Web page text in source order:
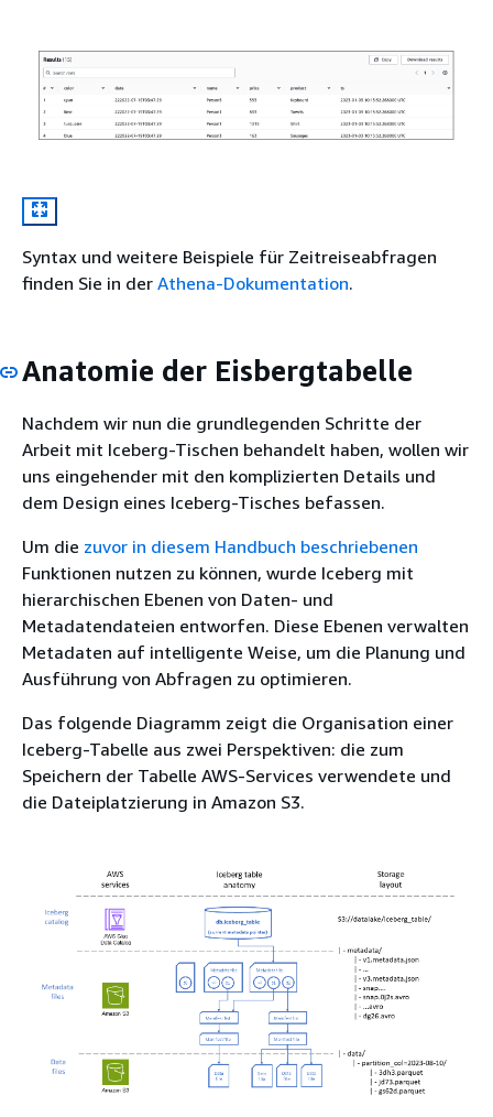
Syntax und weitere Beispiele für Zeitreiseabfragen
finden Sie in der Athena-Dokumentation.
Anatomie der Eisbergtabelle
Nachdem wir nun die grundlegenden Schritte der
Arbeit mit Iceberg-Tischen behandelt haben, wollen wir
uns eingehender mit den komplizierten Details und
dem Design eines Iceberg-Tisches befassen.
Um die zuvor in diesem Handbuch beschriebenen
Funktionen nutzen zu können, wurde Iceberg mit
hierarchischen Ebenen von Daten- und
Metadatendateien entworfen. Diese Ebenen verwalten
Metadaten auf intelligente Weise, um die Planung und
Ausführung von Abfragen zu optimieren.
Das folgende Diagramm zeigt die Organisation einer
Iceberg-Tabelle aus zwei Perspektiven: die zum
Speichern der Tabelle AWS-Services verwendete und
die Dateiplatzierung in Amazon S3.